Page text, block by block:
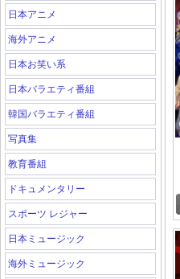
日本アニメ
海外アニメ
日本お笑い系
日本バラエティ番組
韓国バラエティ番組
写真集
教育番組
ドキュメンタリー
スポーツ レジャー
日本ミュージック
海外ミュージック